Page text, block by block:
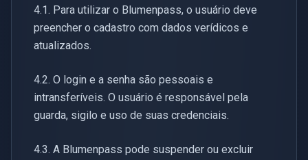
4.1. Para utilizar o Blumenpass, o usuário deve
preencher o cadastro com dados verídicos e
atualizados.
4.2. O login e a senha são pessoais e
intransferíveis. O usuário é responsável pela
guarda, sigilo e uso de suas credenciais.
4.3. A Blumenpass pode suspender ou excluir